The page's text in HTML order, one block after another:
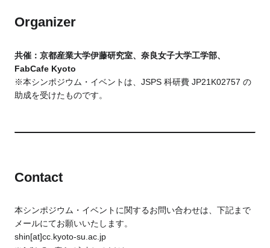
Organizer
共催：京都産業大学伊藤研究室、奈良女子大学工学部、
FabCafe Kyoto
※本シンポジウム・イベントは、JSPS 科研費 JP21K02757 の
助成を受けたものです。
Contact
本シンポジウム・イベントに関するお問い合わせは、下記まで
メールにてお願いいたします。
shin[at]cc.kyoto-su.ac.jp